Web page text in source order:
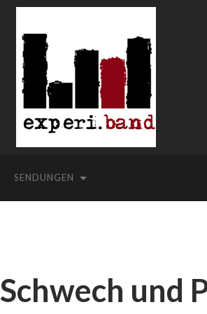
SENDUNGEN
Schwech und